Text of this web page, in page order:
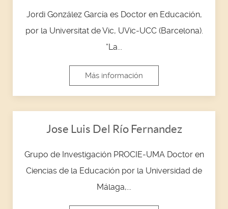
Jordi González García es Doctor en Educación,
por la Universitat de Vic, UVic-UCC (Barcelona).
“La...
Más información
Jose Luis Del Río Fernandez
Grupo de Investigación PROCIE-UMA Doctor en
Ciencias de la Educación por la Universidad de
Málaga,...